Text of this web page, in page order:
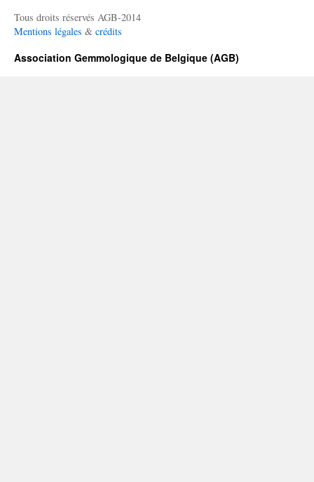
Tous droits réservés AGB-2014
Mentions légales & crédits
Association Gemmologique de Belgique (AGB)